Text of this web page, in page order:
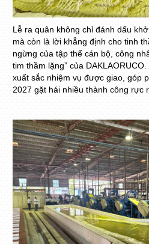
Lễ ra quân không chỉ đánh dấu
mà còn là lời khẳng định cho tinh
ngừng của tập thể cán bộ, công
tim thầm lặng” của
xuất sắc nhiệm vụ được giao, góp
2027 gặt hái nhiều thành công rực